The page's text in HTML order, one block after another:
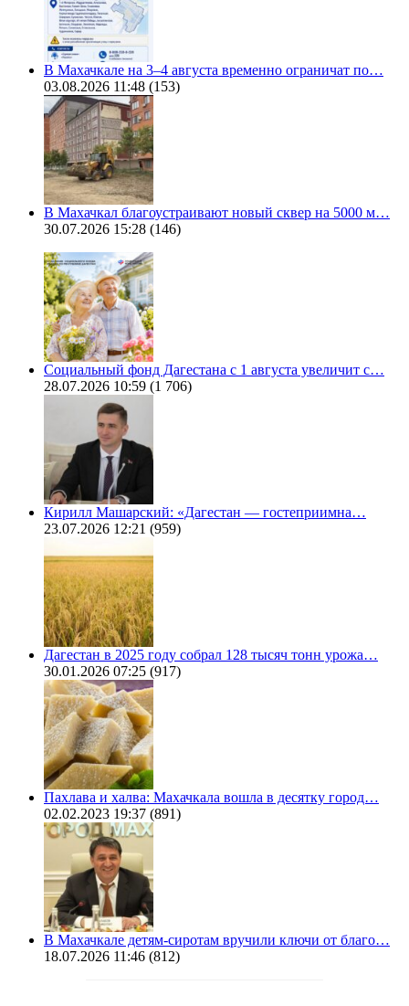
В Махачкале на 3–4 августа временно ограничат по…
03.08.2026 11:48 (153)
В Махачкал благоустраивают новый сквер на 5000 м…
30.07.2026 15:28 (146)
Социальный фонд Дагестана с 1 августа увеличит с…
28.07.2026 10:59 (1 706)
Кирилл Машарский: «Дагестан — гостеприимна…
23.07.2026 12:21 (959)
Дагестан в 2025 году собрал 128 тысяч тонн урожа…
30.01.2026 07:25 (917)
Пахлава и халва: Махачкала вошла в десятку город…
02.02.2023 19:37 (891)
В Махачкале детям-сиротам вручили ключи от благо…
18.07.2026 11:46 (812)